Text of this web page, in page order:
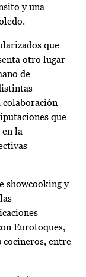
y una
que
otro lugar
de
colaboración
que
la
showcooking y
Eurotoques,
cocineros, entre